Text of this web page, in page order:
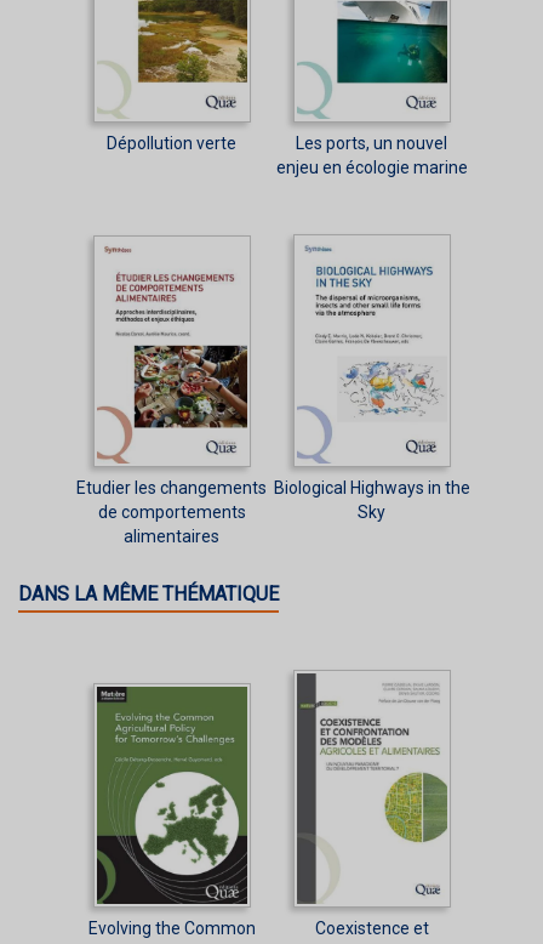
Dépollution verte
Les ports, un nouvel
enjeu en écologie marine
Etudier les changements
de comportements
alimentaires
Biological Highways in the
Sky
DANS LA MÊME THÉMATIQUE
Evolving the Common
Coexistence et